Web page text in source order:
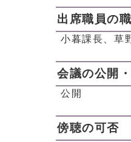
出席職員の
小暮課長、草
会議の公開
公開
傍聴の可否